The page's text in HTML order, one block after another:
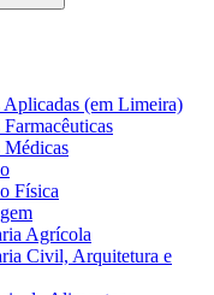
Aplicadas (em Limeira)
Médicas
Física
Agrícola
Civil, Arquitetura e